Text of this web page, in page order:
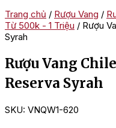
Trang chủ / Rượu Vang /
Từ 500k - 1 Triệu / Rượu
Syrah
Rượu Vang
Reserva Syrah
SKU: VNQW1-620